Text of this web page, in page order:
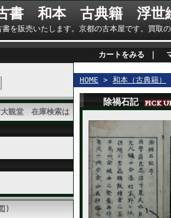
書 和本 古典籍 浮世
書を販売いたします。京都の古本屋です。買
カートをみる
観堂 在庫検索は
)
HOME > 和本（古典籍）
除禍石記